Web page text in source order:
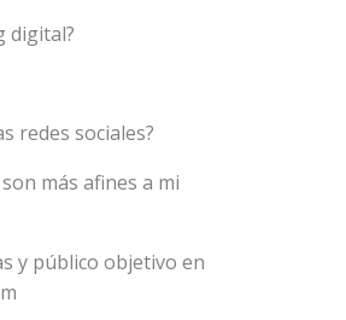
digital?
redes sociales?
más afines a mi
y público objetivo en